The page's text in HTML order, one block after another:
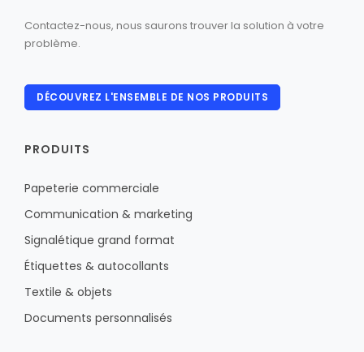
Contactez-nous, nous saurons trouver la solution à votre
problème.
DÉCOUVREZ L'ENSEMBLE DE NOS PRODUITS
PRODUITS
Papeterie commerciale
Communication & marketing
Signalétique grand format
Étiquettes & autocollants
Textile & objets
Documents personnalisés